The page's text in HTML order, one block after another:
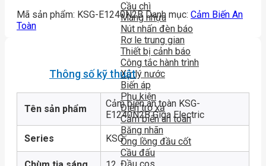
Cầu chì
Máng nhựa
Nút nhấn đèn báo
Rơ le trung gian
Thiết bị cảnh báo
Công tắc hành trình
Xử lý nước
Biến áp
Phụ kiện
Điện trở xả
Cảm biến an toàn
Băng nhãn
Ống lồng đầu cốt
Cầu đấu
Mã sản phẩm: KSG-E1240N2B Danh mục: Cảm Biến An
Toàn
Thông số kỹ thuật
Tên sản phẩm
Cảm biến an toàn KSG-
E1240N2B Giga Electric
Series KSG